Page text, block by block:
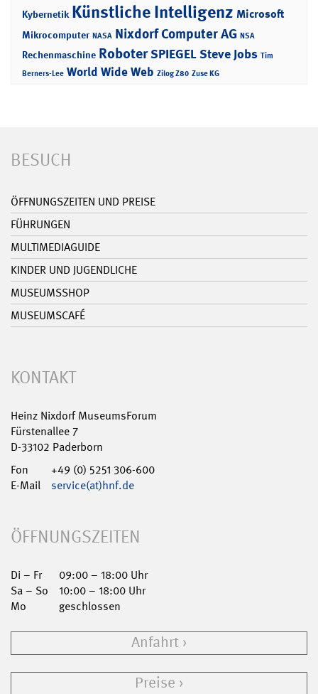
Kybernetik Künstliche Intelligenz Microsoft
Mikrocomputer NASA Nixdorf Computer AG NSA
Rechenmaschine RoboterSPIEGELSteve Jobs Tim
Berners-Lee World Wide Web Zilog Z80 Zuse KG
BESUCH
ÖFFNUNGSZEITEN UND PREISE
FÜHRUNGEN
MULTIMEDIAGUIDE
KINDER UND JUGENDLICHE
MUSEUMSSHOP
MUSEUMSCAFÉ
KONTAKT
Heinz Nixdorf MuseumsForum
Fürstenallee 7
D-33102 Paderborn
Fon
+49 (0) 5251 306-600
E-Mail
service(at)hnf.de
ÖFFNUNGSZEITEN
Di – Fr
09:00 – 18:00 Uhr
Sa – So
10:00 – 18:00 Uhr
Mo
geschlossen
Anfahrt
Preise